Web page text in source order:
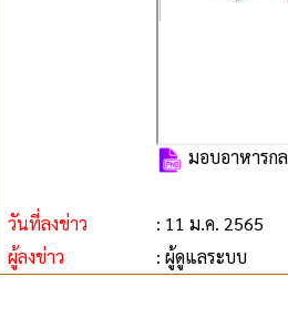
มอบอาหารก
วันที่ลงข่าว
: 11 ม.ค. 2565
ผู้ลงข่าว
: ผู้ดูแลระบบ